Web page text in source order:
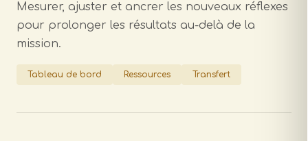
Mesurer, ajuster et ancrer les nouveaux réflexes
pour prolonger les résultats au-delà de la
mission.
Tableau de bord Ressources Transfert